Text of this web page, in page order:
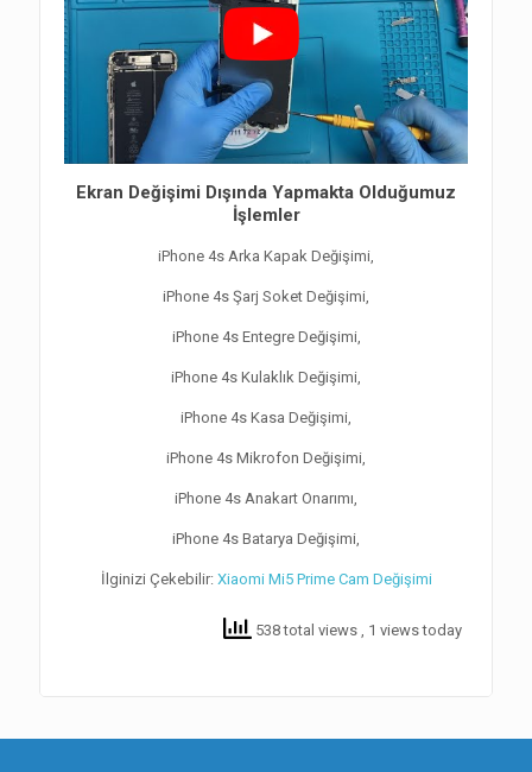
Ekran Değişimi Dışında Yapmakta Olduğumuz
İşlemler
iPhone 4s Arka Kapak Değişimi,
iPhone 4s Şarj Soket Değişimi,
iPhone 4s Entegre Değişimi,
iPhone 4s Kulaklık Değişimi,
iPhone 4s Kasa Değişimi,
iPhone 4s Mikrofon Değişimi,
iPhone 4s Anakart Onarımı,
iPhone 4s Batarya Değişimi,
İlginizi Çekebilir:Xiaomi Mi5 Prime Cam Değişimi
538 total views , 1 views today